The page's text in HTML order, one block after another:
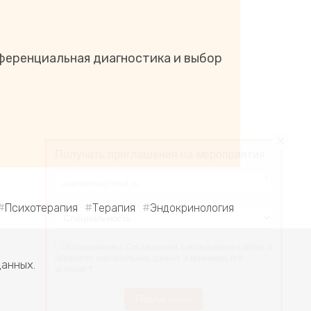
диагностика и выбор
Психотерапия Терапия Эндокринология